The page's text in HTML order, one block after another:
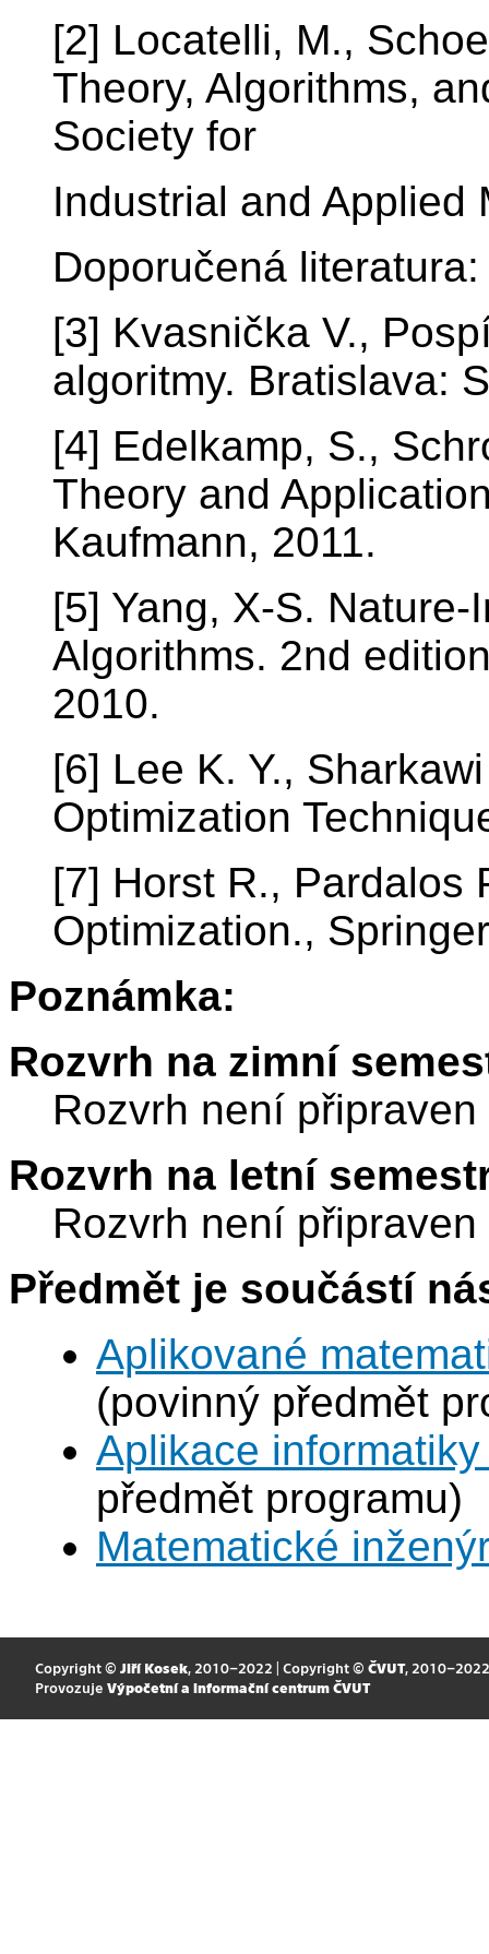
[2] Locatelli, M.,
Theory, Algorithms,
Society for
Industrial and Applied
Doporučená literatura:
[3] Kvasnička V.,
algoritmy. Bratislava:
[4] Edelkamp, S.,
Theory and
Kaufmann, 2011.
[5] Yang, X-S.
Algorithms. 2nd
2010.
[6] Lee K. Y.,
Optimization
[7] Horst R., Pardalos
Optimization.,
Poznámka:
Rozvrh na zimní
Rozvrh není připraven
Rozvrh na letní
Rozvrh není připraven
Předmět je součástí
Aplikované
(povinný předmět
Aplikace
předmět programu)
Matematické
Copyright © Jiří Kosek, 2010–2022 | Copyright © ČVUT, 2010–2022
Provozuje Výpočetní a informační centrum ČVUT